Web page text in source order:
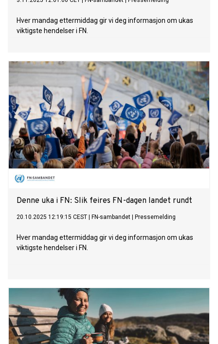
Hver mandag ettermiddag gir vi deg informasjon om ukas
viktigste hendelser i FN.
Denne uka i FN: Slik feires FN-dagen landet rundt
20.10.2025 12:19:15 CEST FN-sambandet Pressemelding
Hver mandag ettermiddag gir vi deg informasjon om ukas
viktigste hendelser i FN.